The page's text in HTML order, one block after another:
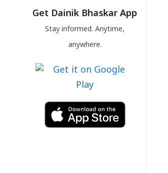
Get Dainik Bhaskar App
Stay informed. Anytime,
anywhere.